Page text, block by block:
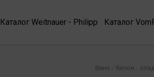
Каталог Weitnauer - Philipp Каталог
Вино белое